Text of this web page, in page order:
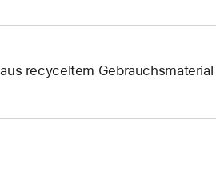
recyceltem Gebrauchsmaterial